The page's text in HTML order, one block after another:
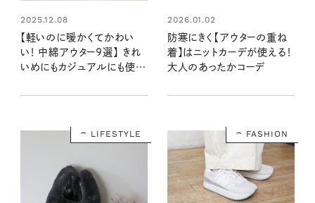
2025.12.08
【軽いのに暖かくてかわい
い！ 中綿アウター9選】 きれ
いめにもカジュアルにも使え
2026.01.02
防寒にきく【アウターの重ね
着】はニットカーデが使える！
大人のあったかコーデ
LIFESTYLE FASHION